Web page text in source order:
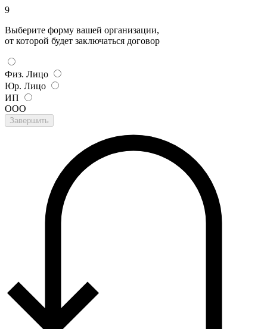
9
Выберите форму вашей организации,
от которой будет заключаться договор
Физ. Лицо
Юр. Лицо
ИП
ООО
Завершить